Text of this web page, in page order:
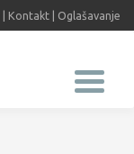
Kontakt Oglašavanje